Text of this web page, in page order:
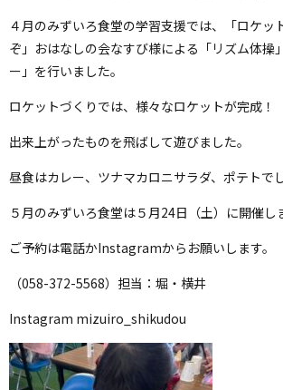
４月のみずいろ食堂の学習支援では、「ロケッ
ぞ」おはなしの会なすび様による「リズム体操
ー」を行いました。
ロケットづくりでは、様々なロケットが完成！
出来上がったものを飛ばして遊びました。
昼食はカレー、ツナマカロニサラダ、ポテトでし
５月のみずいろ食堂は５月24日（土）に開催し
ご予約は電話かInstagramからお願いします。
（058-372-5568）担当：堀・横井
Instagram mizuiro_shikudou